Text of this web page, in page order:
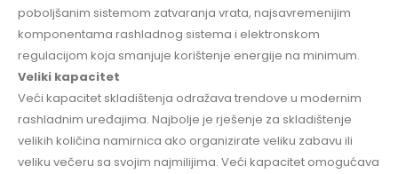
poboljšanim sistemom zatvaranja vrata, najsavremenijim
komponentama rashladnog sistema i elektronskom
regulacijom koja smanjuje korištenje energije na minimum.
Veliki kapacitet
Veći kapacitet skladištenja odražava trendove u modernim
rashladnim uređajima. Najbolje je rješenje za skladištenje
velikih količina namirnica ako organizirate veliku zabavu ili
veliku večeru sa svojim najmilijima. Veći kapacitet omogućava